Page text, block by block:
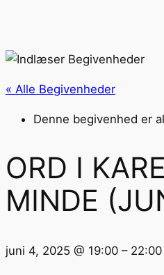
« Alle Begivenheder
Denne begivenhed er
ORD I
MINDE
juni 4, 2025 @ 19:00 – 22:00